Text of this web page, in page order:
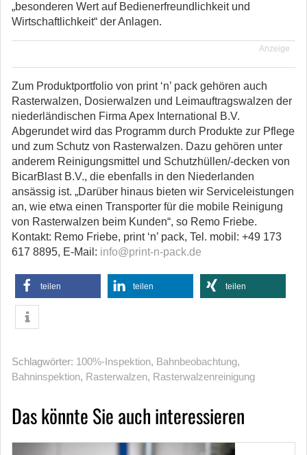
„besonderen Wert auf Bedienerfreundlichkeit und
Wirtschaftlichkeit“ der Anlagen.
Anzeige
Zum Produktportfolio von print ‘n’ pack gehören auch
Rasterwalzen, Dosierwalzen und Leimauftragswalzen der
niederländischen Firma Apex International B.V.
Abgerundet wird das Programm durch Produkte zur Pflege
und zum Schutz von Rasterwalzen. Dazu gehören unter
anderem Reinigungsmittel und Schutzhüllen/-decken von
BicarBlast B.V., die ebenfalls in den Niederlanden
ansässig ist. „Darüber hinaus bieten wir Serviceleistungen
an, wie etwa einen Transporter für die mobile Reinigung
von Rasterwalzen beim Kunden“, so Remo Friebe.
Kontakt: Remo Friebe, print ‘n’ pack, Tel. mobil: +49 173
617 8895, E-Mail: info@print-n-pack.de
teilen teilen teilen
Schlagwörter: 100%-Inspektion, Bahnbeobachtung,
Bahninspektion, Rasterwalzen, Rasterwalzenreinigung
Das könnte Sie auch interessieren